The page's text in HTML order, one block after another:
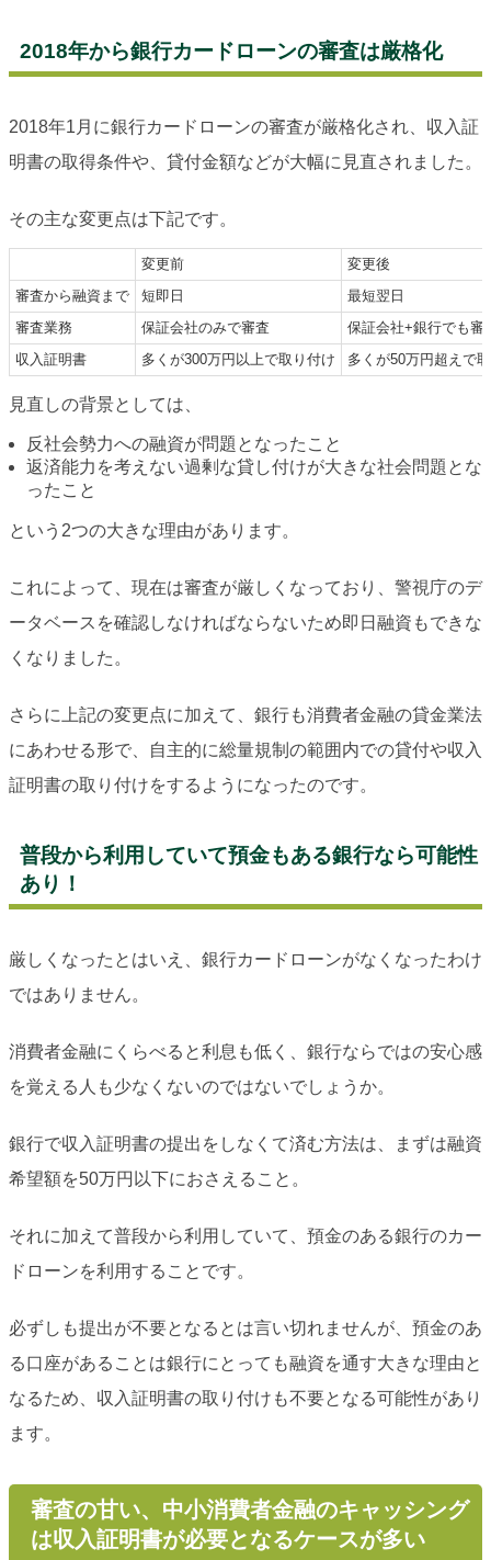
2018年から銀行カードローンの審査は厳格化
2018年1月に銀行カードローンの審査が厳格化され、収入証
明書の取得条件や、貸付金額などが大幅に見直されました。
その主な変更点は下記です。
変更前
変更後
審査から融資まで
短即日
最短翌日
審査業務
保証会社のみで審査
保証会社+銀行でも審
収入証明書
多くが300万円以上で取り付け 多くが50万円超えで
見直しの背景としては、
反社会勢力への融資が問題となったこと
返済能力を考えない過剰な貸し付けが大きな社会問題とな
ったこと
という2つの大きな理由があります。
これによって、現在は審査が厳しくなっており、警視庁のデ
ータベースを確認しなければならないため即日融資もできな
くなりました。
さらに上記の変更点に加えて、銀行も消費者金融の貸金業法
にあわせる形で、自主的に総量規制の範囲内での貸付や収入
証明書の取り付けをするようになったのです。
普段から利用していて預金もある銀行なら可能性
あり！
厳しくなったとはいえ、銀行カードローンがなくなったわけ
ではありません。
消費者金融にくらべると利息も低く、銀行ならではの安心感
を覚える人も少なくないのではないでしょうか。
銀行で収入証明書の提出をしなくて済む方法は、まずは融資
希望額を50万円以下におさえること。
それに加えて普段から利用していて、預金のある銀行のカー
ドローンを利用することです。
必ずしも提出が不要となるとは言い切れませんが、預金のあ
る口座があることは銀行にとっても融資を通す大きな理由と
なるため、収入証明書の取り付けも不要となる可能性があり
ます。
審査の甘い、中小消費者金融のキャッシング
は収入証明書が必要となるケースが多い